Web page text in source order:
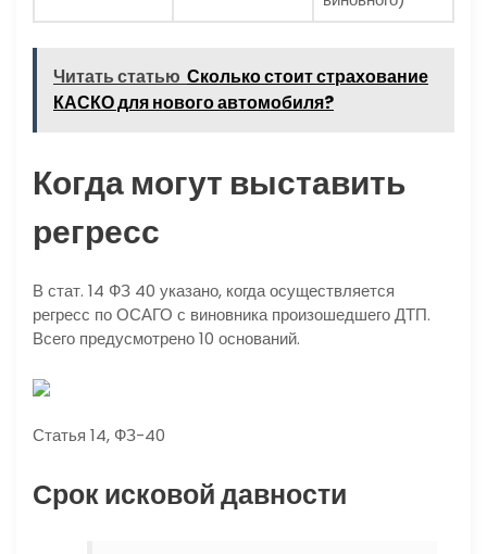
Читать статью Сколько стоит страхование
КАСКО для нового автомобиля?
Когда могут выставить
регресс
В стат. 14 ФЗ 40 указано, когда осуществляется
регресс по ОСАГО с виновника произошедшего ДТП.
Всего предусмотрено 10 оснований.
Статья 14, ФЗ-40
Срок исковой давности